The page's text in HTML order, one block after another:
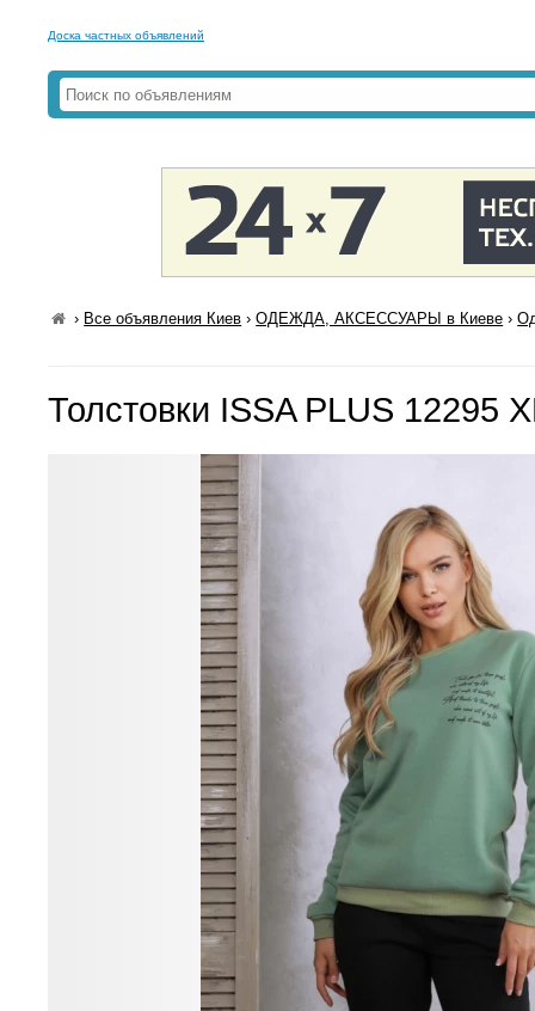
Доска частных объявлений
› Все объявления Киев ›ОДЕЖДА, АКСЕССУАРЫ в Киеве ›
Толстовки ISSA PLUS 12295